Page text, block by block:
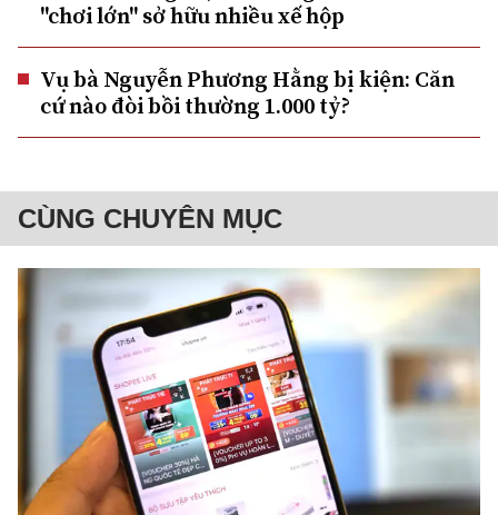
"chơi lớn" sở hữu nhiều xế hộp
Vụ bà Nguyễn Phương Hằng bị kiện: Căn
cứ nào đòi bồi thường 1.000 tỷ?
CÙNG CHUYÊN MỤC